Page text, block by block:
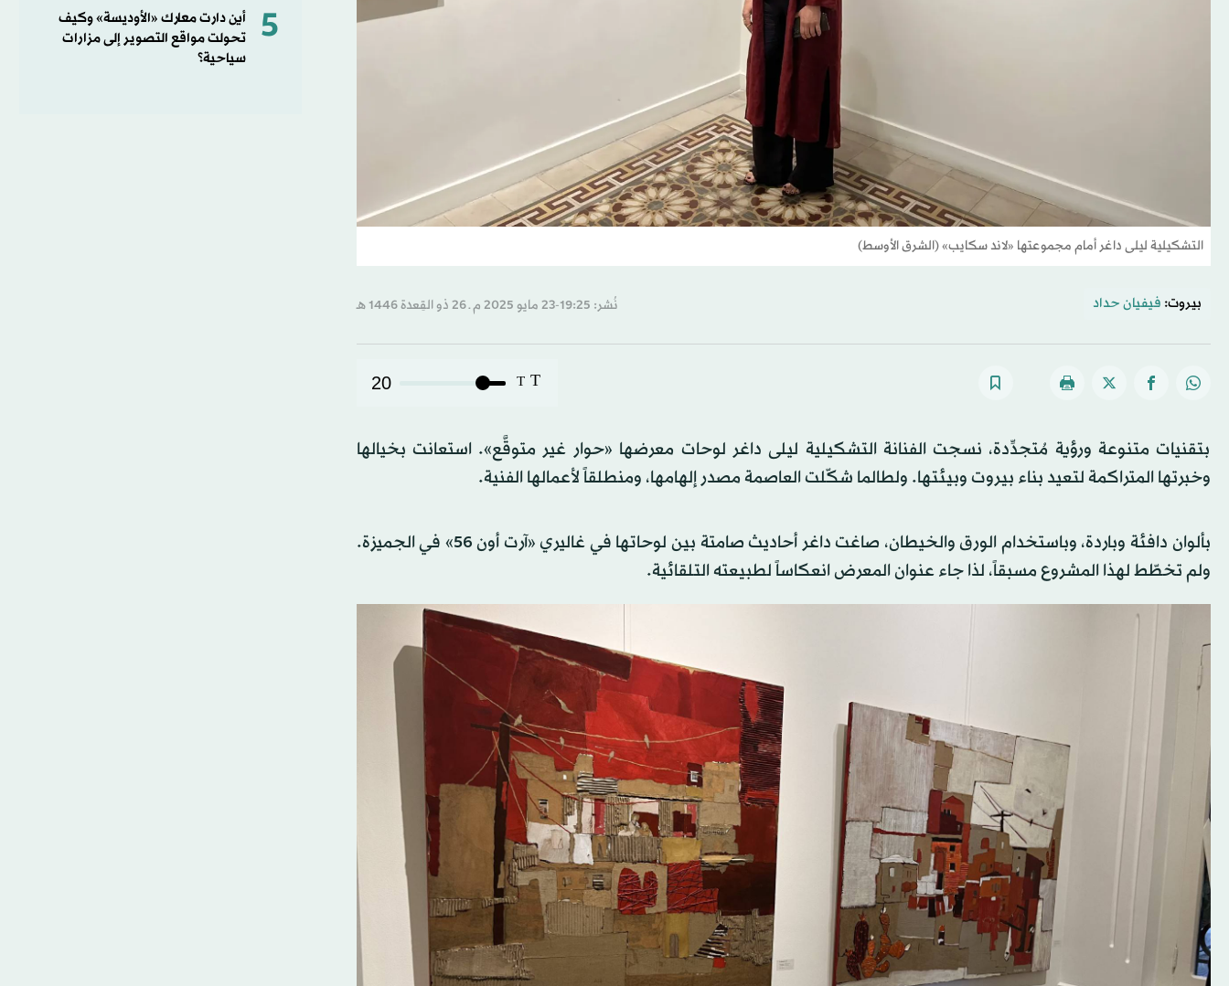
التشكيلية ليلى داغر أمام مجموعتها «لاند سكايب» (الشرق الأوسط)
بيروت: فيفيان حداد نُشر: 19:25-23 مايو 2025 م ـ 26 ذو القِعدة 1446 هـ
T
T
20
بتقنيات متنوعة ورؤية مُتجدِّدة، نسجت الفنانة التشكيلية ليلى داغر لوحات معرضها «حوار غير متوقَّع». استعانت بخيالها
وخبرتها المتراكمة لتعيد بناء بيروت وبيئتها. ولطالما شكّلت العاصمة مصدر إلهامها، ومنطلقاً لأعمالها الفنية.
بألوان دافئة وباردة، وباستخدام الورق والخيطان، صاغت داغر أحاديث صامتة بين لوحاتها في غاليري «آرت أون 56» في الجميزة.
ولم تخطّط لهذا المشروع مسبقاً، لذا جاء عنوان المعرض انعكاساً لطبيعته التلقائية.
5
أين دارت معارك «الأوديسة» وكيف
تحولت مواقع التصوير إلى مزارات
سياحية؟